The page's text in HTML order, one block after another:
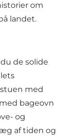
om
landet.
de solide
med
bageovn
og
af tiden og